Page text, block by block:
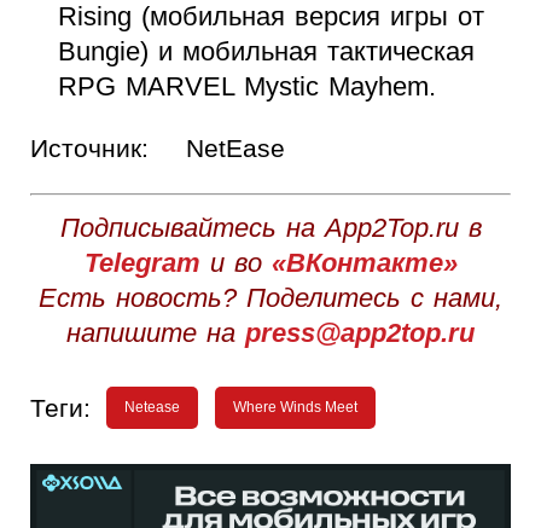
Rising (мобильная версия игры от
Bungie) и мобильная тактическая
RPG MARVEL Mystic Mayhem.
Источник: NetEase
Подписывайтесь на App2Top.ru в
Telegram и во «ВКонтакте»
Есть новость? Поделитесь с нами,
напишите на press@app2top.ru
Теги: Netease Where Winds Meet